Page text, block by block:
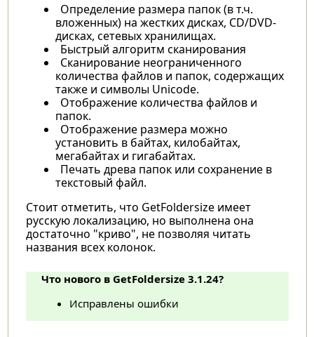
Определение размера папок (в т.ч.
вложенных) на жестких дисках, CD/DVD-
дисках, сетевых хранилищах.
Быстрый алгоритм сканирования
Сканирование неограниченного
количества файлов и папок, содержащих
также и символы Unicode.
Отображение количества файлов и
папок.
Отображение размера можно
установить в байтах, килобайтах,
мегабайтах и гигабайтах.
Печать древа папок или сохранение в
текстовый файл.
Стоит отметить, что GetFoldersize имеет
русскую локализацию, но выполнена она
достаточно "криво", не позволяя читать
названия всех колонок.
Что нового в GetFoldersize 3.1.24?
Исправлены ошибки